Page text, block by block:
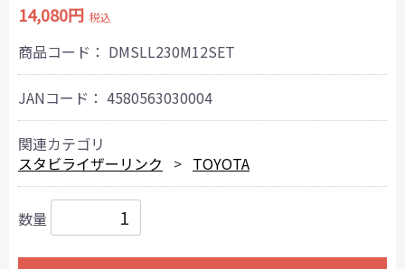
14,080円 税込
商品コード： DMSLL230M12SET
JANコード： 4580563030004
関連カテゴリ
スタビライザーリンク
TOYOTA
数量